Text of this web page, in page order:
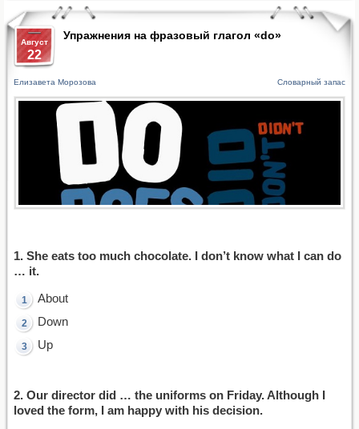
Август
22
Упражнения на фразовый глагол «do»
Елизавета Морозова Словарный запас
1. She eats too much chocolate. I don’t know what I can do
… it.
About
Down
Up
2. Our director did … the uniforms on Friday. Although I
loved the form, I am happy with his decision.